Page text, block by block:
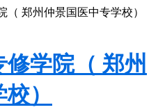
郑州仲景国医中专学校）
学院（ 郑州
）